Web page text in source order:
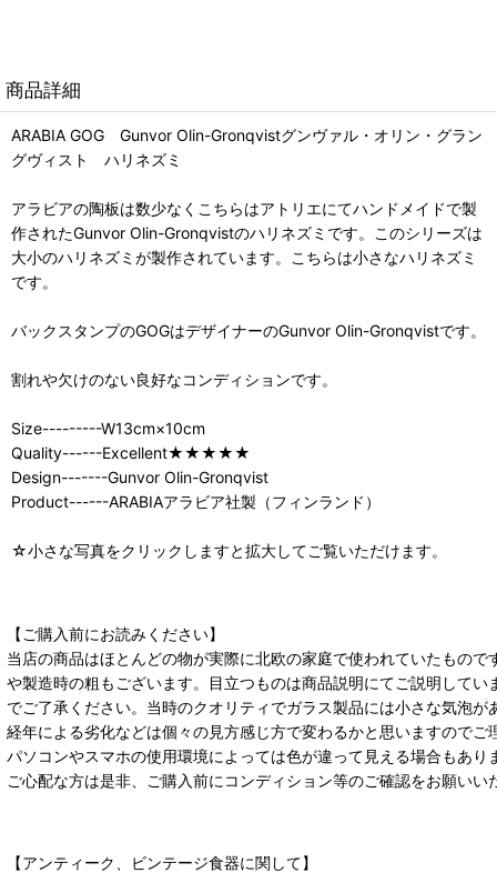
商品詳細
ARABIA GOG Gunvor Olin-Gronqvistグンヴァル・オリン・グラン
グヴィスト ハリネズミ
アラビアの陶板は数少なくこちらはアトリエにてハンドメイドで製
作されたGunvor Olin-Gronqvistのハリネズミです。このシリーズは
大小のハリネズミが製作されています。こちらは小さなハリネズミ
です。
バックスタンプのGOGはデザイナーのGunvor Olin-Gronqvistです。
割れや欠けのない良好なコンディションです。
Size---------W13cm×10cm
Quality------Excellent★★★★★
Design-------Gunvor Olin-Gronqvist
Product------ARABIAアラビア社製（フィンランド）
☆小さな写真をクリックしますと拡大してご覧いただけます。
【ご購入前にお読みください】
当店の商品はほとんどの物が実際に北欧の家庭で使われていたもの
や製造時の粗もございます。目立つものは商品説明にてご説明して
でご了承ください。当時のクオリティでガラス製品には小さな気泡が
経年による劣化などは個々の見方感じ方で変わるかと思いますのでご
パソコンやスマホの使用環境によっては色が違って見える場合もあ
ご心配な方は是非、ご購入前にコンディション等のご確認をお願い
【アンティーク、ビンテージ食器に関して】